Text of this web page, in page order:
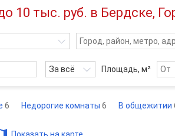
10 тыс. руб. в Бердске,
За всё Площадь, м²
6 Недорогие комнаты 6 В общежитии
Показать на карте